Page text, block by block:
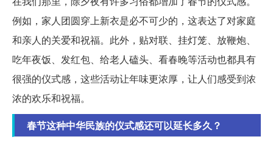
例如，家人团圆穿上新衣是必不可少的，这表达了对家庭
和亲人的关爱和祝福。此外，贴对联、挂灯笼、放鞭炮、
吃年夜饭、发红包、给老人磕头、看春晚等活动也都具有
很强的仪式感，这些活动让年味更浓厚，让人们感受到浓
浓的欢乐和祝福。
春节这种中华民族的仪式感还可以延长多久？